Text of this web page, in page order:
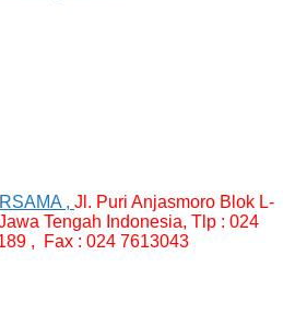
, Jl. Puri Anjasmoro Blok L-
Tengah Indonesia, Tlp : 024
, Fax : 024 7613043